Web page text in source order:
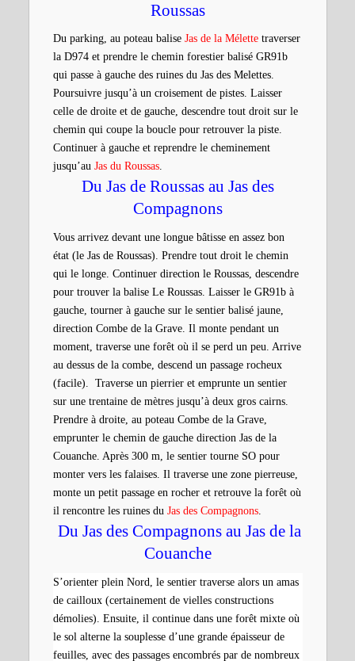
Roussas
Du parking, au poteau balise Jas de la Mélettetraverser
la D974 et prendre le chemin forestier balisé GR91b
qui passe à gauche des ruines du Jas des Melettes.
Poursuivre jusqu’à un croisement de pistes. Laisser
celle de droite et de gauche, descendre tout droit sur le
chemin qui coupe la boucle pour retrouver la piste.
Continuer à gauche et reprendre le cheminement
jusqu’au Jas du Roussas.
Du Jas de Roussas au Jas des
Compagnons
Vous arrivez devant une longue bâtisse en assez bon
état (le Jas de Roussas). Prendre tout droit le chemin
qui le longe. Continuer direction le Roussas, descendre
pour trouver la balise Le Roussas. Laisser le GR91b à
gauche, tourner à gauche sur le sentier balisé jaune,
direction Combe de la Grave. Il monte pendant un
moment, traverse une forêt où il se perd un peu. Arrive
au dessus de la combe, descend un passage rocheux
(facile). Traverse un pierrier et emprunte un sentier
sur une trentaine de mètres jusqu’à deux gros cairns.
Prendre à droite, au poteau Combe de la Grave,
emprunter le chemin de gauche direction Jas de la
Couanche. Après 300 m, le sentier tourne SO pour
monter vers les falaises. Il traverse une zone pierreuse,
monte un petit passage en rocher et retrouve la forêt où
il rencontre les ruines du Jas des Compagnons.
Du Jas des Compagnons au Jas de la
Couanche
S’orienter plein Nord, le sentier traverse alors un amas
de cailloux (certainement de vielles constructions
démolies). Ensuite, il continue dans une forêt mixte où
le sol alterne la souplesse d’une grande épaisseur de
feuilles, avec des passages encombrés par de nombreux